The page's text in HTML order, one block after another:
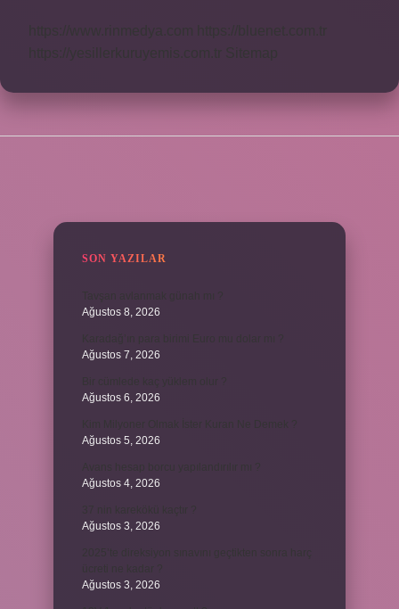
SON YAZILAR
Ağustos 8, 2026
Ağustos 7, 2026
Ağustos 6, 2026
Ağustos 5, 2026
Ağustos 4, 2026
Ağustos 3, 2026
Ağustos 3, 2026